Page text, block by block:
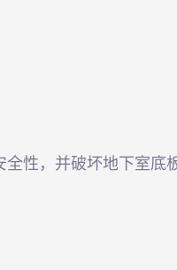
性，并破坏地下室底